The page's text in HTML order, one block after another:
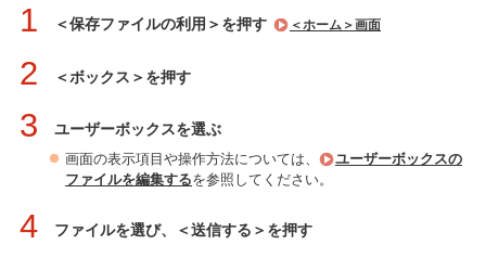
1 ＜保存ファイルの利用＞を押す ＜ホーム＞画面
2 ＜ボックス＞を押す
3 ユーザーボックスを選ぶ
画面の表示項目や操作方法については、
ユーザーボックスの
ファイルを編集するを参照してください。
4 ファイルを選び、＜送信する＞を押す